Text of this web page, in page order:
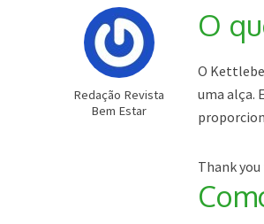
Redação Revista
Bem Estar
O
O
uma alça.
Thank